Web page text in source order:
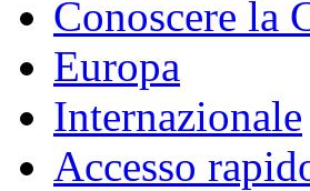
Conoscere la
Europa
Internazionale
Accesso